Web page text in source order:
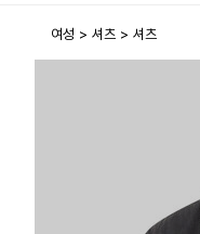
여성 셔츠 셔츠